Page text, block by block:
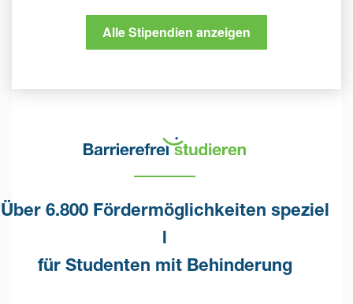
Alle Stipendien anzeigen
Über 6.800 Fördermöglichkeiten speziel
l
für Studenten mit Behinderung